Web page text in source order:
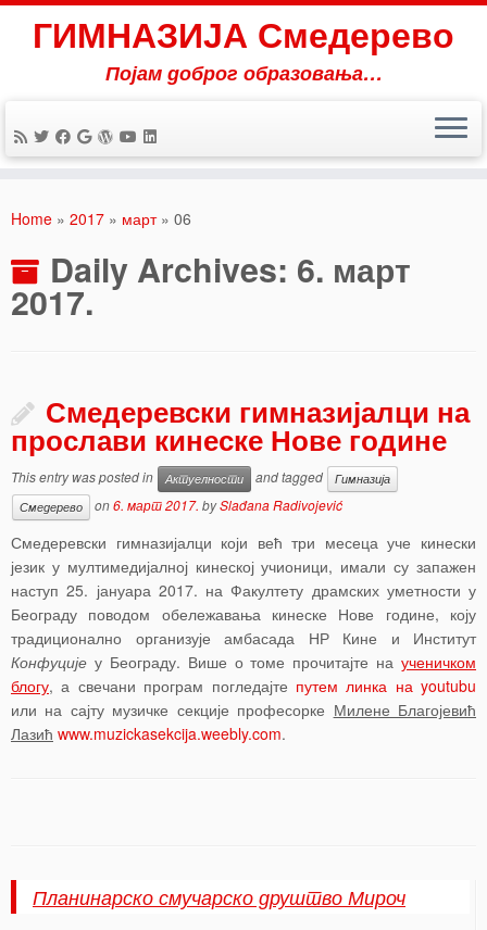
ГИМНАЗИЈА Смедерево
Појам доброг образовања…
Home » 2017 » март » 06
Daily Archives: 6. март
2017.
Смедеревски гимназијалци на
прослави кинеске Нове године
This entry was posted in Актуелности and tagged
Гимназија
Смедерево
on6. март 2017. bySlađana Radivojević
Смедеревски гимназијалци који већ три месеца уче кинески
језик у мултимедијалној кинеској учионици, имали су запажен
наступ 25. јануара 2017. на Факултету драмских уметности у
Београду поводом обележавања кинеске Нове године, коју
традиционално организује амбасада НР Кине и Институт
Конфуције у Београду. Више о томе прочитајте на ученичком
блогу, а свечани програм погледајте путем линка на youtubu
или на сајту музичке секције професорке Милене Благојевић
Лазић www.muzickasekcija.weebly.com.
Планинарско смучарско друштво Мироч